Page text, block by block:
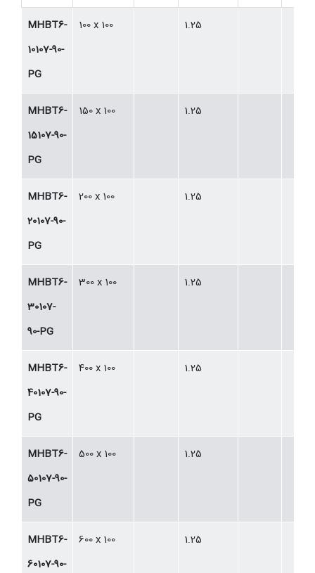
MHBT6-
10107-90-
PG
100 x 100 1.25
MHBT6-
15107-90-
PG
150 x 100 1.25
MHBT6-
20107-90-
PG
200 x 100 1.25
MHBT6-
30107-
90-PG
300 x 100 1.25
MHBT6-
40107-90-
PG
400 x 100 1.25
MHBT6-
50107-90-
PG
500 x 100 1.25
MHBT6-
60107-90-
600 x 100 1.25